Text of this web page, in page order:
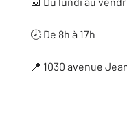
🕗 De 8h à 17h
📍 1030 avenue